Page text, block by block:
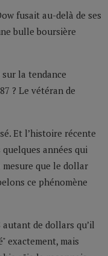
fusait au-delà de ses
bulle boursière
la tendance
? Le vétéran de
Et l’histoire récente
années qui
mesure que le dollar
ce phénomène
autant de dollars qu’il
exactement, mais